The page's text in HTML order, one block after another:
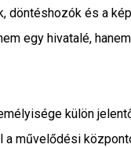
döntéshozók és a
egy hivatalé,
külön
művelődési